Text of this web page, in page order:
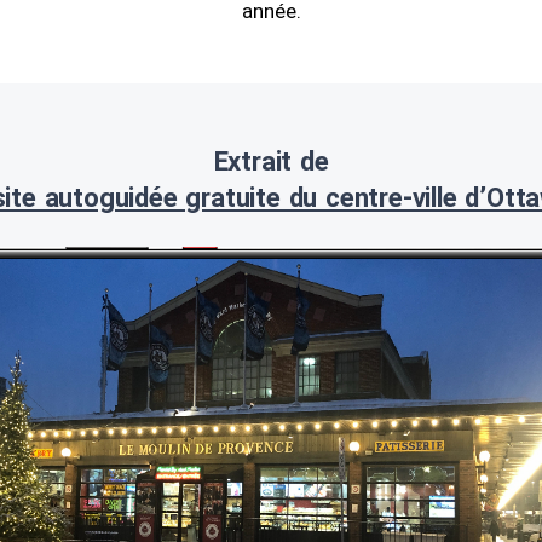
année.
Extrait de
autoguidée gratuite du centre-ville